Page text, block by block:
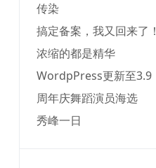
传染
搞定备案，我又回来了！
浓缩的都是精华
WordpPress更新至3.9
周年庆舞蹈演员海选
秀峰一日